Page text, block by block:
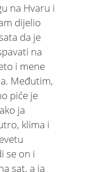
na Hvaru i
dijelio
da je
na
i mene
Međutim,
piće je
ja
klima i
se on i
sat, a ja